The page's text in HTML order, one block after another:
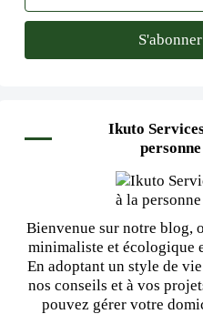
Ikuto
personne
Bienvenue sur notre blog,
minimaliste et écologique
En adoptant un style de
nos conseils et à vos
pouvez gérer votre